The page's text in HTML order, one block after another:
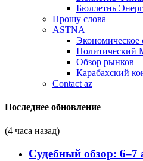
Бюллетнь
Прошу слова
ASTNA
Экономическое
Политический
Обзор рынков
Карабахский
Contact az
Последнее обновление
(4 часа назад)
Судебный обзор: 6–7